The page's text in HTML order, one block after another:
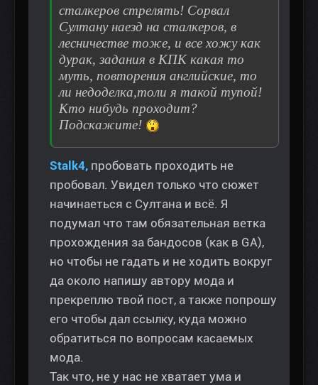
сталкеров стрелять! Сорвал
Султану наезд на сталкеров, в
лесничестве тоже, и все хожу как
дурак, задания в КПК какая то
муть, повторения английские, то
ли недоделка,толи я такой тупой!
Кто нибудь проходит?
Подскажите!
Stalk4, пробовать проходить не
пробовал. Увидел только что сюжет
начинаеться с Султана и всё. Я
подумал что там обязательная ветка
прохождения за бандосов (как в GA),
но чтобы не гадать и не ходить вокруг
да около напишу автору мода и
прекреплю твой пост, а также попрошу
его чтобы дал ссылку, куда можно
обратиться по вопросам касаемых
мода.
Так что, не у нас не хватает ума и